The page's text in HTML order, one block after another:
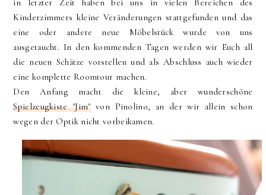
in letzter Zeit haben bei uns in vielen Bereichen des
Kinderzimmers kleine Veränderungen stattgefunden und das
eine oder andere neue Möbelstück wurde von uns
ausgetaucht. In den kommenden Tagen werden wir Euch all
die neuen Schätze vorstellen und als Abschluss auch wieder
eine komplette Roomtour machen.
Den Anfang macht die kleine, aber wunderschöne
Spielzeugkiste "Jim"von Pinolino, an der wir allein schon
wegen der Optik nicht vorbeikamen.